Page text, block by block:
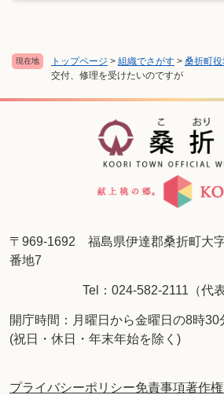
現在地 トップページ > 組織でさがす > 桑折町
交付、修理を受けたいのですが
〒969-1692 福島県伊達郡桑折町大
番地7
Tel：024-582-2111（代表
開庁時間：月曜日から金曜日の8時30
(祝日・休日・年末年始を除く)
プライバシーポリシー免責事項著作権